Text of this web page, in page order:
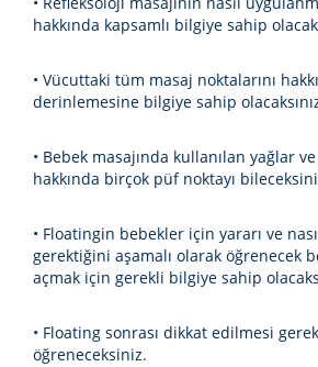
hakkında kapsamlı bilgiye sahip
• Vücuttaki tüm masaj noktalarını
derinlemesine bilgiye sahip
• Bebek masajında kullanılan yağlar
hakkında birçok püf noktayı
• Floatingin bebekler için yararı ve
gerektiğini aşamalı olarak öğrenecek
açmak için gerekli bilgiye sahip
• Floating sonrası dikkat edilmesi
öğreneceksiniz.